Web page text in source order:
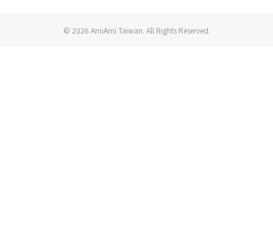
© 2026 AmiAmi Taiwan. All Rights Reserved.